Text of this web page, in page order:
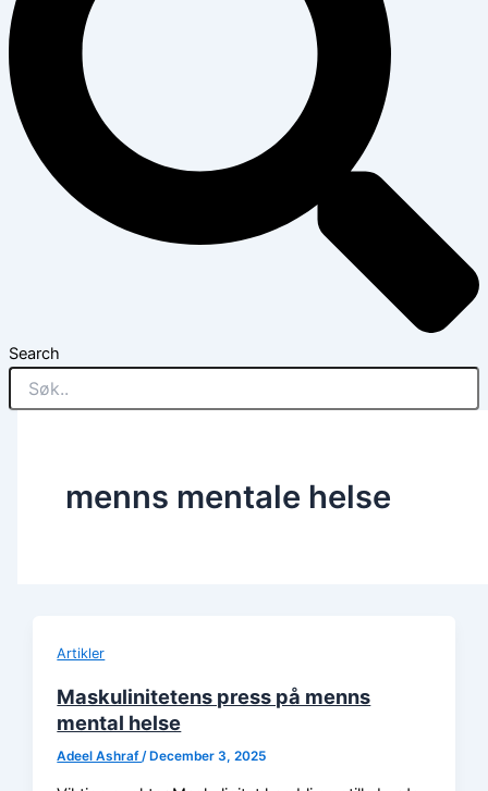
Search
menns mentale helse
Artikler
Maskulinitetens press på menns
mental helse
Adeel Ashraf /December 3, 2025